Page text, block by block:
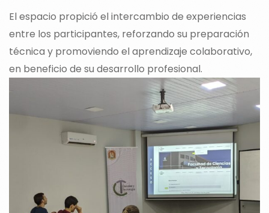
El espacio propició el intercambio de experiencias
entre los participantes, reforzando su preparación
técnica y promoviendo el aprendizaje colaborativo,
en beneficio de su desarrollo profesional.